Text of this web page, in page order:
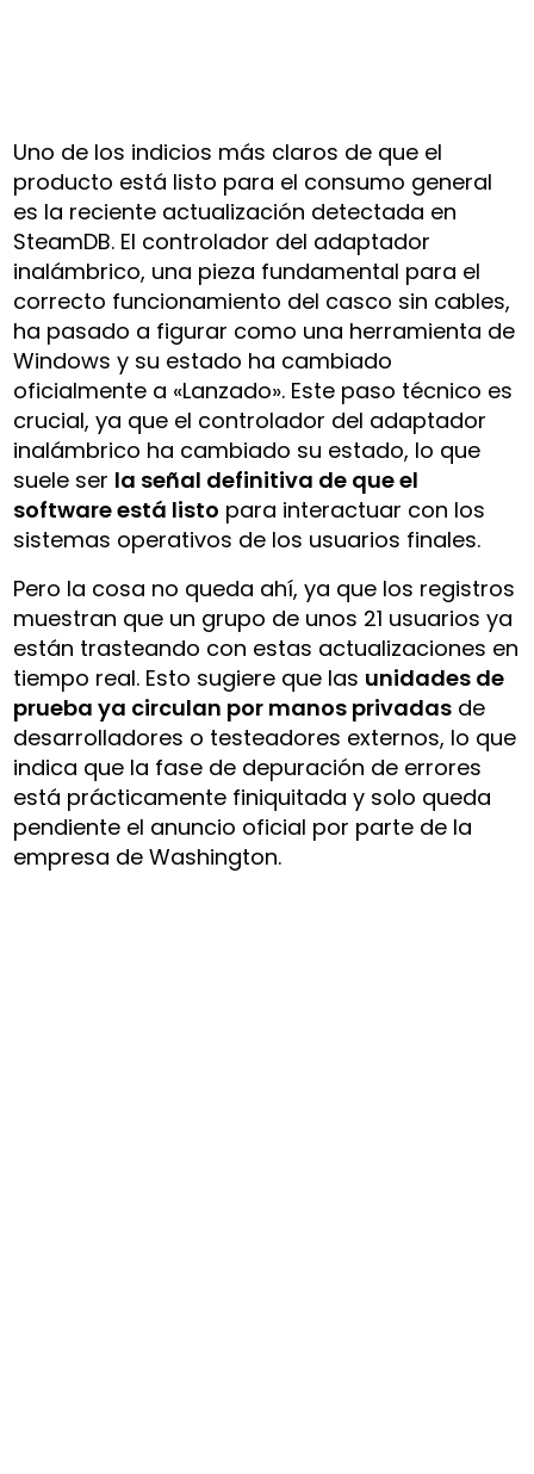
Uno de los indicios más claros de que el
producto está listo para el consumo general
es la reciente actualización detectada en
SteamDB. El controlador del adaptador
inalámbrico, una pieza fundamental para el
correcto funcionamiento del casco sin cables,
ha pasado a figurar como una herramienta de
Windows y su estado ha cambiado
oficialmente a «Lanzado». Este paso técnico es
crucial, ya que el controlador del adaptador
inalámbrico ha cambiado su estado, lo que
suele ser la señal definitiva de que el
software está listo para interactuar con los
sistemas operativos de los usuarios finales.
Pero la cosa no queda ahí, ya que los registros
muestran que un grupo de unos 21 usuarios ya
están trasteando con estas actualizaciones en
tiempo real. Esto sugiere que las unidades de
prueba ya circulan por manos privadas de
desarrolladores o testeadores externos, lo que
indica que la fase de depuración de errores
está prácticamente finiquitada y solo queda
pendiente el anuncio oficial por parte de la
empresa de Washington.